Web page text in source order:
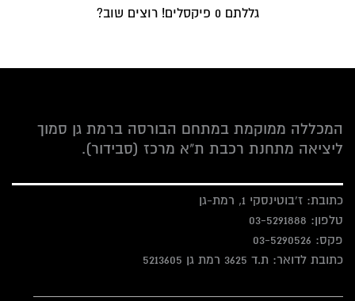
גללתם0 פיקסלים! רוצים שוב?
המכללה ממוקמת במתחם הבורסה ברמת גן סמוך
ליציאה מתחנת רכבת ת"א מרכז (סבידור).
כתובת: ז'בוטינסקי 1, רמת-גן
טלפון: 03-5291888
פקס: 03-5290526
כתובת לדואר: ת.ד 3625 רמת גן 5213605